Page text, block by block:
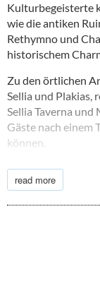
Kulturbegeisterte
wie die antiken
Rethymno und
historischem
Zu den örtlichen
Sellia und Plakias,
Sellia Taverna
Gäste nach einem
können.
Die Villa Ikones
Krankenhaus von
read more